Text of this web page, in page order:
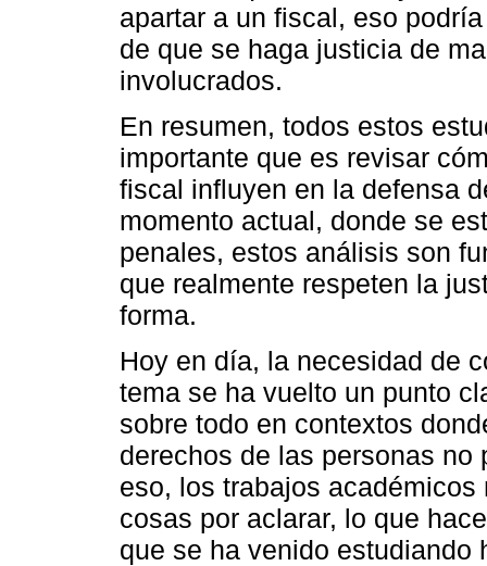
apartar a un fiscal, eso
de que se haga justicia de
involucrados.
En resumen, todos estos
importante que es revisar
fiscal influyen en la defensa
momento actual, donde se
penales, estos análisis son
que realmente respeten la
forma.
Hoy en día, la necesidad de
tema se ha vuelto un punto
sobre todo en contextos
derechos de las personas no
eso, los trabajos
cosas por aclarar, lo que
que se ha venido estudiando